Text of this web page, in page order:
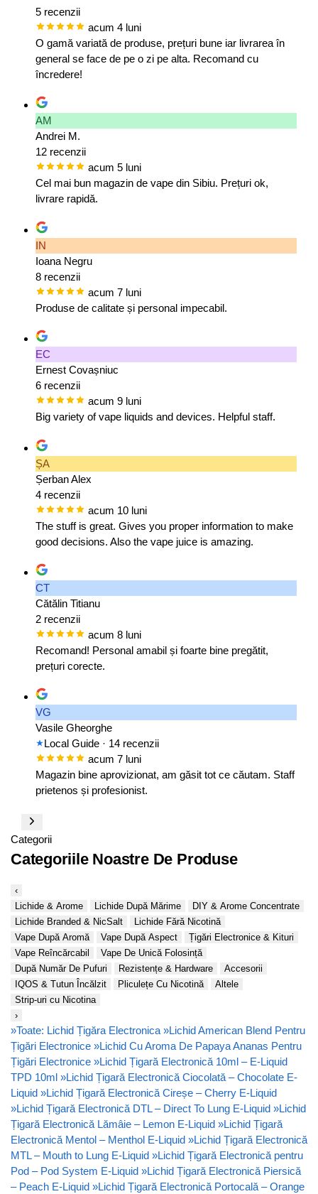
5 recenzii
acum 4 luni
O gamă variată de produse, prețuri bune iar livrarea în
general se face de pe o zi pe alta. Recomand cu
încredere!
AM
Andrei M.
12 recenzii
acum 5 luni
Cel mai bun magazin de vape din Sibiu. Prețuri ok,
livrare rapidă.
IN
Ioana Negru
8 recenzii
acum 7 luni
Produse de calitate și personal impecabil.
EC
Ernest Covașniuc
6 recenzii
acum 9 luni
Big variety of vape liquids and devices. Helpful staff.
ȘA
Șerban Alex
4 recenzii
acum 10 luni
The stuff is great. Gives you proper information to make
good decisions. Also the vape juice is amazing.
CT
Cătălin Titianu
2 recenzii
acum 8 luni
Recomand! Personal amabil și foarte bine pregătit,
prețuri corecte.
VG
Vasile Gheorghe
Local Guide · 14 recenzii
acum 7 luni
Magazin bine aprovizionat, am găsit tot ce căutam. Staff
prietenos și profesionist.
Categorii
Categoriile Noastre De Produse
‹
Lichide & Arome
Lichide După Mărime
DIY & Arome Concentrate
Lichide Branded & NicSalt
Lichide Fără Nicotină
Vape După Aromă
Vape După Aspect
Țigări Electronice & Kituri
Vape Reîncărcabil
Vape De Unică Folosință
După Număr De Pufuri
Rezistențe & Hardware
Accesorii
IQOS & Tutun Încălzit
Pliculețe Cu Nicotină
Altele
Strip-uri cu Nicotina
›
»Toate: Lichid Țigăra Electronica »Lichid American Blend Pentru
Țigări Electronice »Lichid Cu Aroma De Papaya Ananas Pentru
Țigări Electronice »Lichid Țigară Electronică 10ml – E-Liquid
TPD 10ml »Lichid Țigară Electronică Ciocolată – Chocolate E-
Liquid »Lichid Țigară Electronică Cireșe – Cherry E-Liquid
»Lichid Țigară Electronică DTL – Direct To Lung E-Liquid »Lichid
Țigară Electronică Lămâie – Lemon E-Liquid »Lichid Țigară
Electronică Mentol – Menthol E-Liquid »Lichid Țigară Electronică
MTL – Mouth to Lung E-Liquid »Lichid Țigară Electronică pentru
Pod – Pod System E-Liquid »Lichid Țigară Electronică Piersică
– Peach E-Liquid »Lichid Țigară Electronică Portocală – Orange